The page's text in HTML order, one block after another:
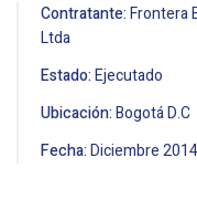
Contratante:Frontera
Ltda
Estado:Ejecutado
Ubicación:Bogotá D.C
Fecha:Diciembre2014